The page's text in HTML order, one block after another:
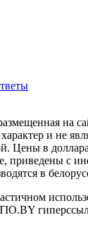
на
и не
Цены в
приведены с
в